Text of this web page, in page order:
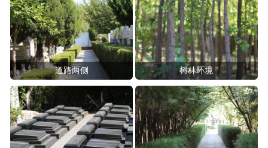
道路两侧 树林环境